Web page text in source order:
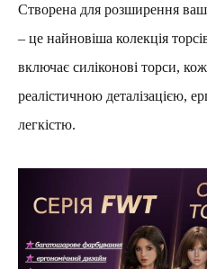
Створена для розширення
– це найновіша колекція
включає силіконові торси,
реалістичною деталізацією,
легкістю.